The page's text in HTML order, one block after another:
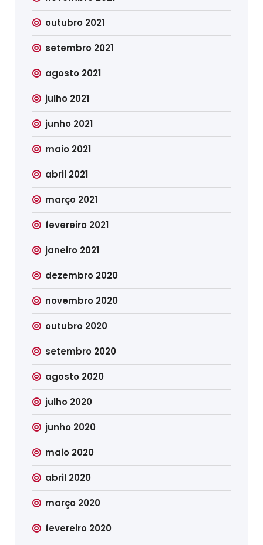
outubro 2021
setembro 2021
agosto 2021
julho 2021
junho 2021
maio 2021
abril 2021
março 2021
fevereiro 2021
janeiro 2021
dezembro 2020
novembro 2020
outubro 2020
setembro 2020
agosto 2020
julho 2020
junho 2020
maio 2020
abril 2020
março 2020
fevereiro 2020